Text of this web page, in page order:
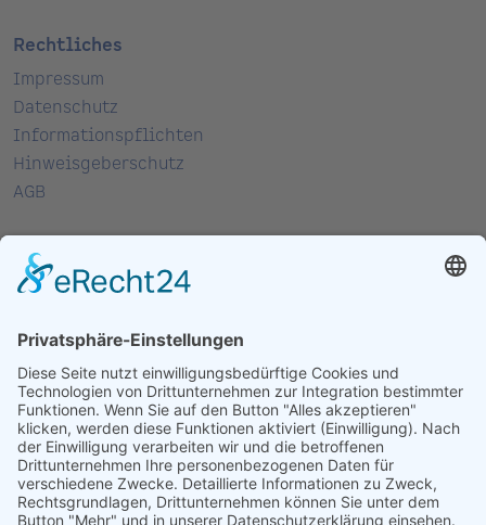
Rechtliches
Impressum
Datenschutz
Informationspflichten
Hinweisgeberschutz
AGB
Kontakt
Spitzmüller AG
77723 Gengenbach
T:07803 9695 - 0
F: 07803 7474
M:info@spitzmueller.de